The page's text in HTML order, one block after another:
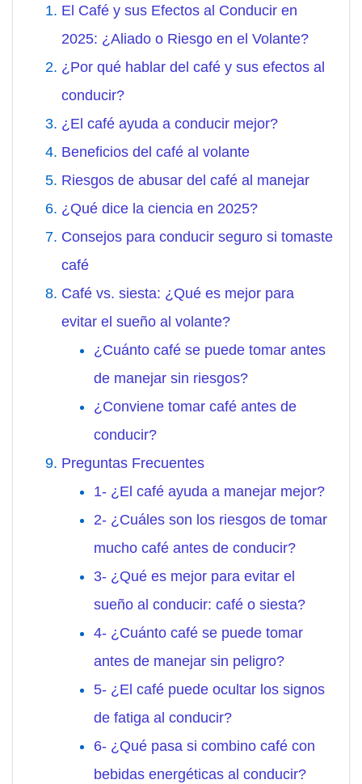
El Café y sus Efectos al Conducir en
2025: ¿Aliado o Riesgo en el Volante?
¿Por qué hablar del café y sus efectos al
conducir?
¿El café ayuda a conducir mejor?
Beneficios del café al volante
Riesgos de abusar del café al manejar
¿Qué dice la ciencia en 2025?
Consejos para conducir seguro si tomaste
café
Café vs. siesta: ¿Qué es mejor para
evitar el sueño al volante?
¿Cuánto café se puede tomar antes
de manejar sin riesgos?
¿Conviene tomar café antes de
conducir?
Preguntas Frecuentes
1- ¿El café ayuda a manejar mejor?
2- ¿Cuáles son los riesgos de tomar
mucho café antes de conducir?
3- ¿Qué es mejor para evitar el
sueño al conducir: café o siesta?
4- ¿Cuánto café se puede tomar
antes de manejar sin peligro?
5- ¿El café puede ocultar los signos
de fatiga al conducir?
6- ¿Qué pasa si combino café con
bebidas energéticas al conducir?